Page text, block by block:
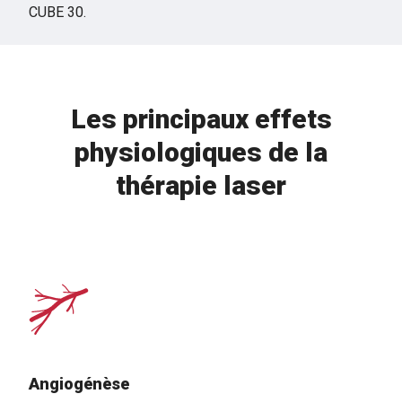
CUBE 30.
Les principaux effets
physiologiques de la
thérapie laser
Angiogénèse